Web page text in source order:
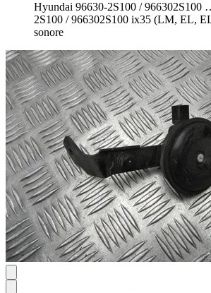
Hyundai 96630-2S100 / 966302S100
2S100 / 966302S100 ix35 (LM, EL,
sonore